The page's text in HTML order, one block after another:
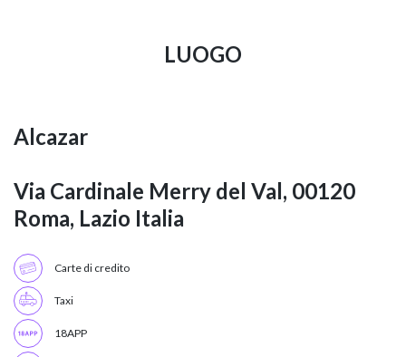
LUOGO
Alcazar
Via Cardinale Merry del Val, 00120
Roma, Lazio Italia
Carte di credito
Taxi
18APP